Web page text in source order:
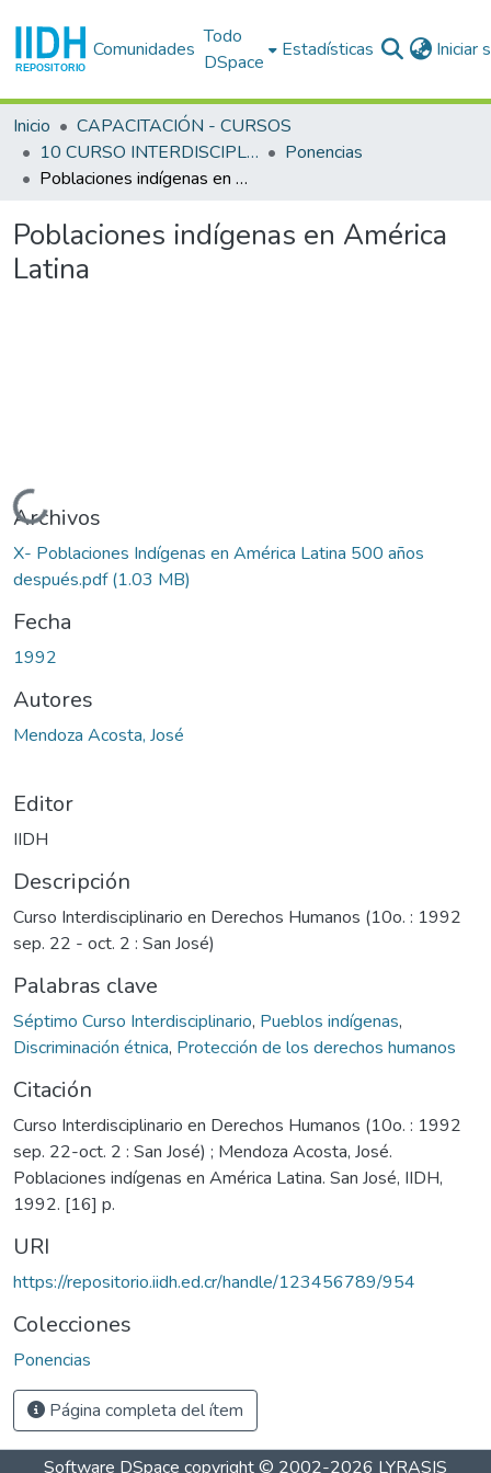
Comunidades
Todo
DSpace
Estadísticas Iniciar
Inicio
CAPACITACIÓN - CURSOS
10 CURSO INTERDISCIPLINARIO EN DERECHOS HUMANOS (10o. : 1992 set. 22 - oct. 2 : San José)
Ponencias
Poblaciones indígenas en América Latina
Poblaciones indígenas en América
Latina
Cargando...
Archivos
X- Poblaciones Indígenas en América Latina 500 años
después.pdf(1.03 MB)
Fecha
1992
Autores
Mendoza Acosta, José
Editor
IIDH
Descripción
Curso Interdisciplinario en Derechos Humanos (10o. : 1992
sep. 22 - oct. 2 : San José)
Palabras clave
Séptimo Curso Interdisciplinario, Pueblos indígenas,
Discriminación étnica, Protección de los derechos humanos
Citación
Curso Interdisciplinario en Derechos Humanos (10o. : 1992
sep. 22-oct. 2 : San José) ; Mendoza Acosta, José.
Poblaciones indígenas en América Latina. San José, IIDH,
1992. [16] p.
URI
https://repositorio.iidh.ed.cr/handle/123456789/954
Colecciones
Ponencias
Página completa del ítem
Software DSpace copyright © 2002-2026 LYRASIS